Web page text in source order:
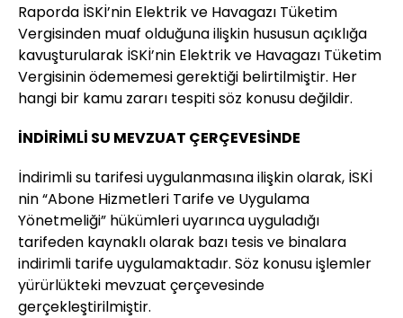
Raporda İSKİ’nin Elektrik ve Havagazı Tüketim
Vergisinden muaf olduğuna ilişkin hususun açıklığa
kavuşturularak İSKİ’nin Elektrik ve Havagazı Tüketim
Vergisinin ödememesi gerektiği belirtilmiştir. Her
hangi bir kamu zararı tespiti söz konusu değildir.
İNDİRİMLİ SU MEVZUAT ÇERÇEVESİNDE
İndirimli su tarifesi uygulanmasına ilişkin olarak, İSKİ
nin “Abone Hizmetleri Tarife ve Uygulama
Yönetmeliği” hükümleri uyarınca uyguladığı
tarifeden kaynaklı olarak bazı tesis ve binalara
indirimli tarife uygulamaktadır. Söz konusu işlemler
yürürlükteki mevzuat çerçevesinde
gerçekleştirilmiştir.